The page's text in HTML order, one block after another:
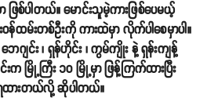
ဖြစ်ပါတယ်။ မောင်းသူမဲ့ကားဖြစ်ပေမယ့်
ထမ်းတစ်ဦးကို ကားထဲမှာ လိုက်ပါစေမှာပါ။
ျင်း ၊ ရှန်ဟိုင်း ၊ ကွမ်ကျိုး နဲ့ ရှန်းကျန့်
ြို့ကြီး ၁၀ မြို့မှာ ဖြန့်ကြက်ထားပြီး
ရထားတယ်လို့ ဆိုပါတယ်။